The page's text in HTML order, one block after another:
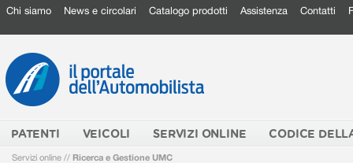
Chi siamo News e circolari Catalogo prodotti Assistenza Contatti
PATENTI VEICOLI SERVIZI ONLINE CODICE
Servizi online // Ricerca e Gestione UMC